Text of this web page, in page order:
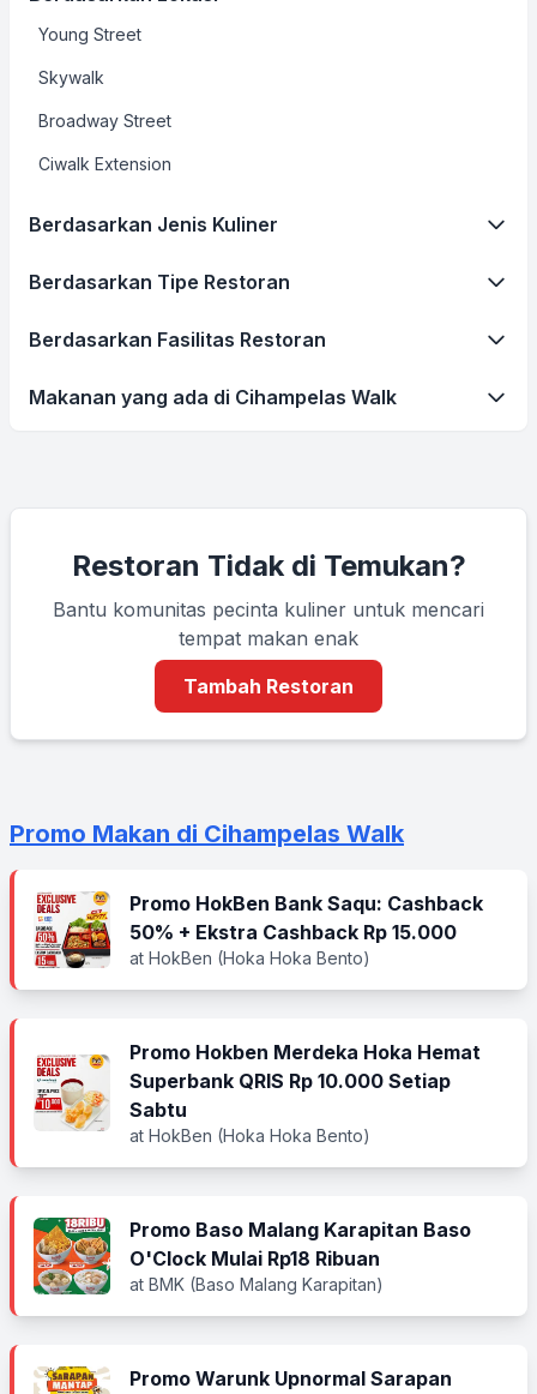
Young Street
Skywalk
Broadway Street
Ciwalk Extension
Berdasarkan Jenis Kuliner
Berdasarkan Tipe Restoran
Berdasarkan Fasilitas Restoran
Makanan yang ada di Cihampelas Walk
Restoran Tidak di Temukan?
Bantu komunitas pecinta kuliner untuk mencari
tempat makan enak
Tambah Restoran
Promo Makan di Cihampelas Walk
Promo HokBen Bank Saqu: Cashback
50% + Ekstra Cashback Rp 15.000
at HokBen (Hoka Hoka Bento)
Promo Hokben Merdeka Hoka Hemat
Superbank QRIS Rp 10.000 Setiap
Sabtu
at HokBen (Hoka Hoka Bento)
Promo Baso Malang Karapitan Baso
O'Clock Mulai Rp18 Ribuan
at BMK (Baso Malang Karapitan)
Promo Warunk Upnormal Sarapan